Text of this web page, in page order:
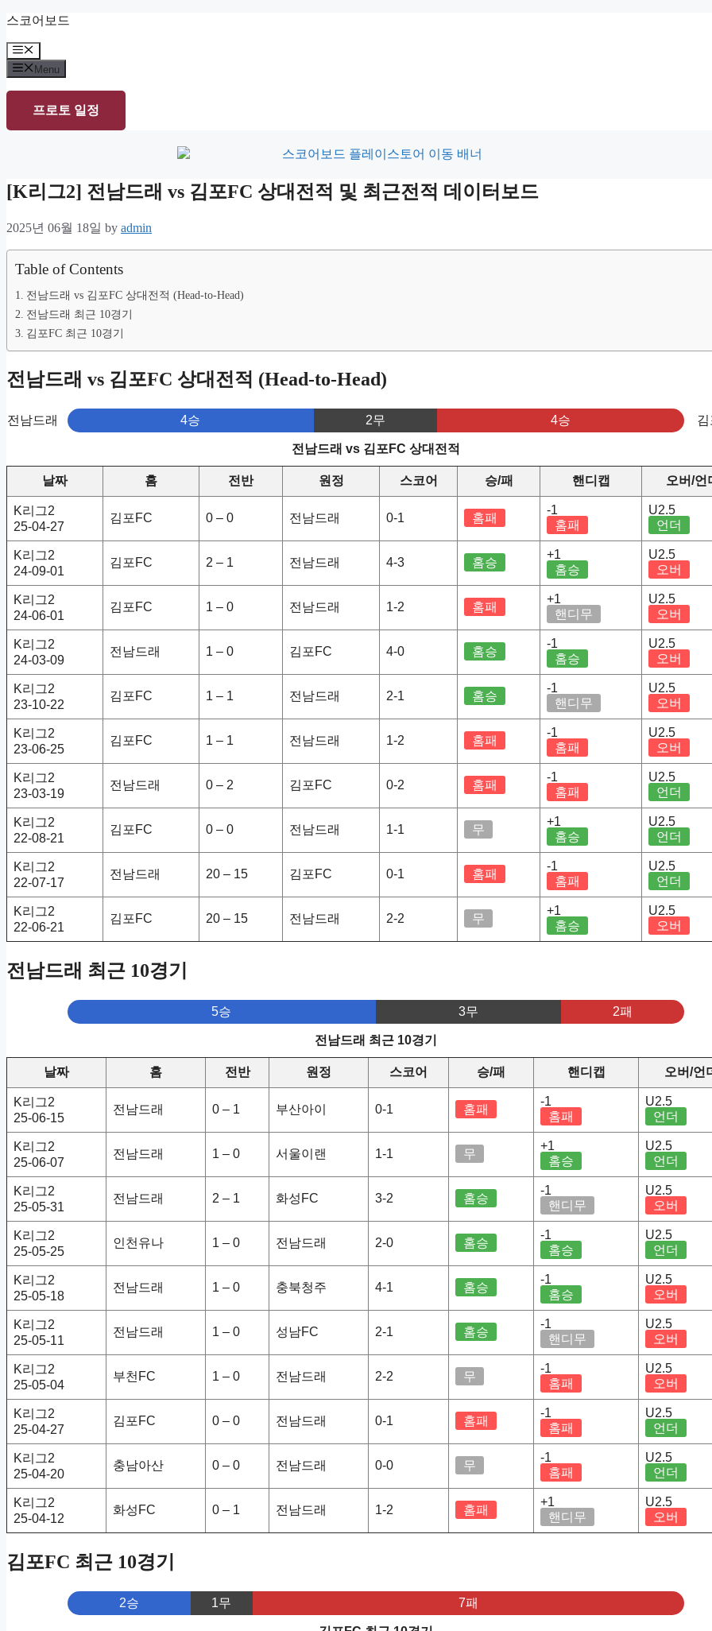
Skip
content
스코어보드
Menu
Menu
프로토 일정
[K리그2] 전남드래 vs 김포FC 상대전적 및 최근전적 데이터보드
2025년 06월 18일 by admin
Table of Contents
전남드래 vs 김포FC 상대전적 (Head-to-Head)
전남드래 최근 10경기
김포FC 최근 10경기
전남드래 vs 김포FC 상대전적 (Head-to-Head)
전남드래 4승 2무 4승
전남드래 vs 김포FC 상대전적
날짜 홈 전반 원정 스코어 승/패 핸디캡 오버/언
K리그2
25-04-27
김포FC 0 – 0 전남드래 0-1 홈패
-1
홈패
U2.5
언더
K리그2
24-09-01
김포FC 2 – 1 전남드래 4-3 홈승
+1
홈승
U2.5
오버
K리그2
24-06-01
김포FC 1 – 0 전남드래 1-2 홈패
+1
핸디무
U2.5
오버
K리그2
24-03-09
전남드래 1 – 0 김포FC 4-0 홈승
-1
홈승
U2.5
오버
K리그2
23-10-22
김포FC 1 – 1 전남드래 2-1 홈승
-1
핸디무
U2.5
오버
K리그2
23-06-25
김포FC 1 – 1 전남드래 1-2 홈패
-1
홈패
U2.5
오버
K리그2
23-03-19
전남드래 0 – 2 김포FC 0-2 홈패
-1
홈패
U2.5
언더
K리그2
22-08-21
김포FC 0 – 0 전남드래 1-1 무
+1
홈승
U2.5
언더
K리그2
22-07-17
전남드래 20 – 15 김포FC 0-1 홈패
-1
홈패
U2.5
언더
K리그2
22-06-21
김포FC 20 – 15 전남드래 2-2 무
+1
홈승
U2.5
오버
전남드래 최근 10경기
5승 3무 2패
전남드래 최근 10경기
날짜 홈 전반 원정 스코어 승/패 핸디캡 오버/언
K리그2
25-06-15
전남드래 0 – 1 부산아이 0-1 홈패
-1
홈패
U2.5
언더
K리그2
25-06-07
전남드래 1 – 0 서울이랜 1-1 무
+1
홈승
U2.5
언더
K리그2
25-05-31
전남드래 2 – 1 화성FC 3-2 홈승
-1
핸디무
U2.5
오버
K리그2
25-05-25
인천유나 1 – 0 전남드래 2-0 홈승
-1
홈승
U2.5
언더
K리그2
25-05-18
전남드래 1 – 0 충북청주 4-1 홈승
-1
홈승
U2.5
오버
K리그2
25-05-11
전남드래 1 – 0 성남FC 2-1 홈승
-1
핸디무
U2.5
오버
K리그2
25-05-04
부천FC 1 – 0 전남드래 2-2 무
-1
홈패
U2.5
오버
K리그2
25-04-27
김포FC 0 – 0 전남드래 0-1 홈패
-1
홈패
U2.5
언더
K리그2
25-04-20
충남아산 0 – 0 전남드래 0-0 무
-1
홈패
U2.5
언더
K리그2
25-04-12
화성FC 0 – 1 전남드래 1-2 홈패
+1
핸디무
U2.5
오버
김포FC 최근 10경기
2승 1무 7패